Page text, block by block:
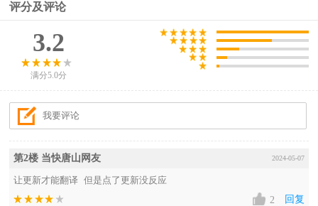
评分及评论
3.2
满分5.0分
第2楼 当快唐山网友 2024-05-07
让更新才能翻译 但是点了更新没反应
2
回复